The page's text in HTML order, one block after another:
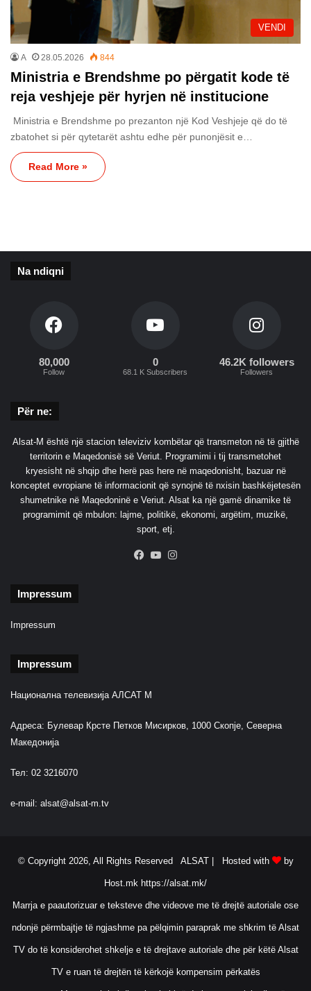
VENDI
A 28.05.2026 844
Ministria e Brendshme po përgatit kode të
reja veshjeje për hyrjen në institucione
Ministria e Brendshme po prezanton një Kod Veshjeje që do të
zbatohet si për qytetarët ashtu edhe për punonjësit e…
Read More »
Na ndiqni
80,000
Follow
0
68.1 K Subscribers
46.2K followers
Followers
Për ne:
Alsat-M është një stacion televiziv kombëtar që transmeton në të gjithë
territorin e Maqedonisë së Veriut. Programimi i tij transmetohet
kryesisht në shqip dhe herë pas here në maqedonisht, bazuar në
konceptet evropiane të informacionit që synojnë të nxisin bashkëjetesën
shumetnike në Maqedoninë e Veriut. Alsat ka një gamë dinamike të
programimit që mbulon: lajme, politikë, ekonomi, argëtim, muzikë,
sport, etj.
Facebook
YouTube
Impressum
Impressum
Impressum
Национална телевизија АЛСАТ М
Адреса: Булевар Крсте Петков Мисирков, 1000 Скопје, Северна
Македонија
Тел: 02 3216070
e-mail: alsat@alsat-m.tv
© Copyright 2026, All Rights Reserved ALSAT | Hosted with by
Host.mk https://alsat.mk/
Marrja e paautorizuar e teksteve dhe videove me të drejtë autoriale ose
ndonjë përmbajtje të ngjashme pa pëlqimin paraprak me shkrim të Alsat
TV do të konsiderohet shkelje e të drejtave autoriale dhe për këtë Alsat
TV e ruan të drejtën të kërkojë kompensim përkatës